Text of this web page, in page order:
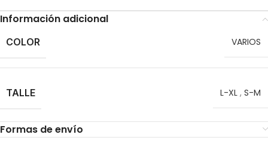
Información adicional
COLOR VARIOS
TALLE L-XL , S-M
Formas de envío